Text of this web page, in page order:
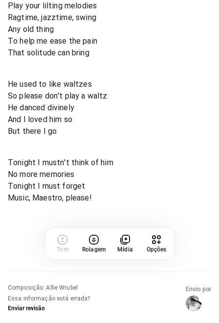
Play your lilting melodies
Ragtime, jazztime, swing
Any old thing
To help me ease the pain
That solitude can bring
He used to like waltzes
So please don't play a waltz
He danced divinely
And I loved him so
But there I go
Tonight I mustn't think of him
No more memories
Tonight I must forget
Music, Maestro, please!
Tom Rolagem Mídia Opções
Composição:Allie Wrubel
Essa informação está errada?
Enviar revisão
Envio por